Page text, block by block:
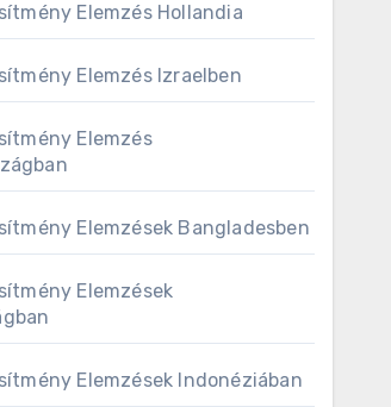
Elemzés Hollandia
Elemzés Izraelben
Elemzés
Elemzések Bangladesben
Elemzések
Elemzések Indonéziában